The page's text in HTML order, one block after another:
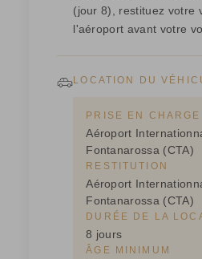
(jour 8), restituez votre
l'aéroport avant votre
LOCATION DU
PRISE EN CHARGE
Aéroport
Fontanarossa (CTA)
RESTITUTION
Aéroport
Fontanarossa (CTA)
DURÉE DE LA
8 jours
ÂGE MINIMUM